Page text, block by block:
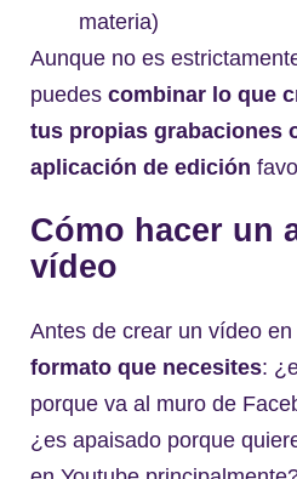
materia)
Aunque no es
puedes combinar lo que
tus propias grabaciones
aplicación de edición
Cómo hacer un
vídeo
Antes de crear un vídeo en
formato que necesites:
porque va al muro de
¿es apaisado porque